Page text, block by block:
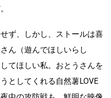
ず、しかし、ストールは喜
ん（遊んでほしいらし
てほしい私。おとうさんを
としてくれる自然薯LOVE